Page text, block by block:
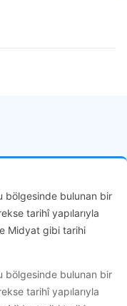
bölgesinde bulunan bir
tarihî yapılarıyla
Midyat gibi tarihi
bölgesinde bulunan bir
tarihî yapılarıyla